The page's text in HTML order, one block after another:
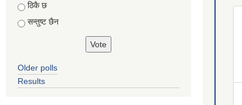
ठिकै छ
सन्तुष्ट छैन
Older polls
Results